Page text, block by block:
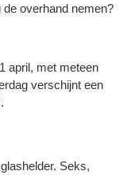
overhand nemen?
april, met meteen
verschijnt een
Seks,